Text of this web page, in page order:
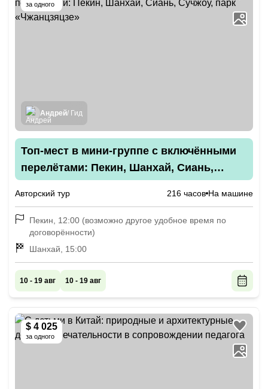
за одного
Андрей/ Гид
Топ-мест в мини-группе с включёнными
перелётами: Пекин, Шанхай, Сиань,
Авторский тур 216 часов На машине
Пекин, 12:00 (возможно другое удобное время по
договорённости)
Шанхай, 15:00
10 - 19 авг 10 - 19 авг
$ 4 025
за одного